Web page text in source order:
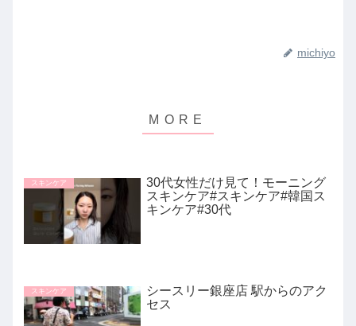
michiyo
スキンケア
30代女性だけ見て！モーニング
スキンケア#スキンケア#韓国ス
キンケア#30代
スキンケア
シースリー銀座店 駅からのアク
セス